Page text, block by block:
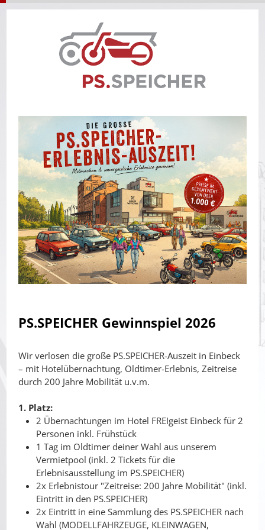
PS.SPEICHER Gewinnspiel 2026
Wir verlosen die große PS.SPEICHER-Auszeit in Einbeck
– mit Hotelübernachtung, Oldtimer-Erlebnis, Zeitreise
durch 200 Jahre Mobilität u.v.m.
1. Platz:
2 Übernachtungen im Hotel FREIgeist Einbeck für 2
Personen inkl. Frühstück
1 Tag im Oldtimer deiner Wahl aus unserem
Vermietpool (inkl. 2 Tickets für die
Erlebnisausstellung im PS.SPEICHER)
2x Erlebnistour "Zeitreise: 200 Jahre Mobilität" (inkl.
Eintritt in den PS.SPEICHER)
2x Eintritt in eine Sammlung des PS.SPEICHER nach
Wahl (MODELLFAHRZEUGE, KLEINWAGEN,